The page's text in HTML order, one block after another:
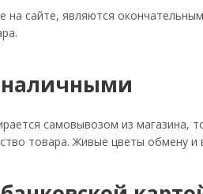
на сайте, являются
самовывозом из магазина,
товара. Живые цветы обмену и